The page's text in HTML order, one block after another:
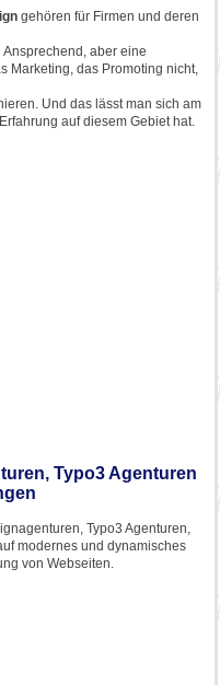
gehören für Firmen und deren
aber eine
Marketing, das Promoting nicht,
Und das lässt man sich am
auf diesem Gebiet hat.
Typo3 Agenturen
Typo3 Agenturen,
modernes und dynamisches
von Webseiten.